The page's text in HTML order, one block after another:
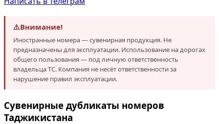
⚠️Внимание!
Иностранные номера — сувенирная продукция. Не
предназначены для эксплуатации. Использование на дорогах
общего пользования — под личную ответственность
владельца ТС. Компания не несёт ответственности за
нарушение правил эксплуатации.
Сувенирные дубликаты номеров
Таджикистана